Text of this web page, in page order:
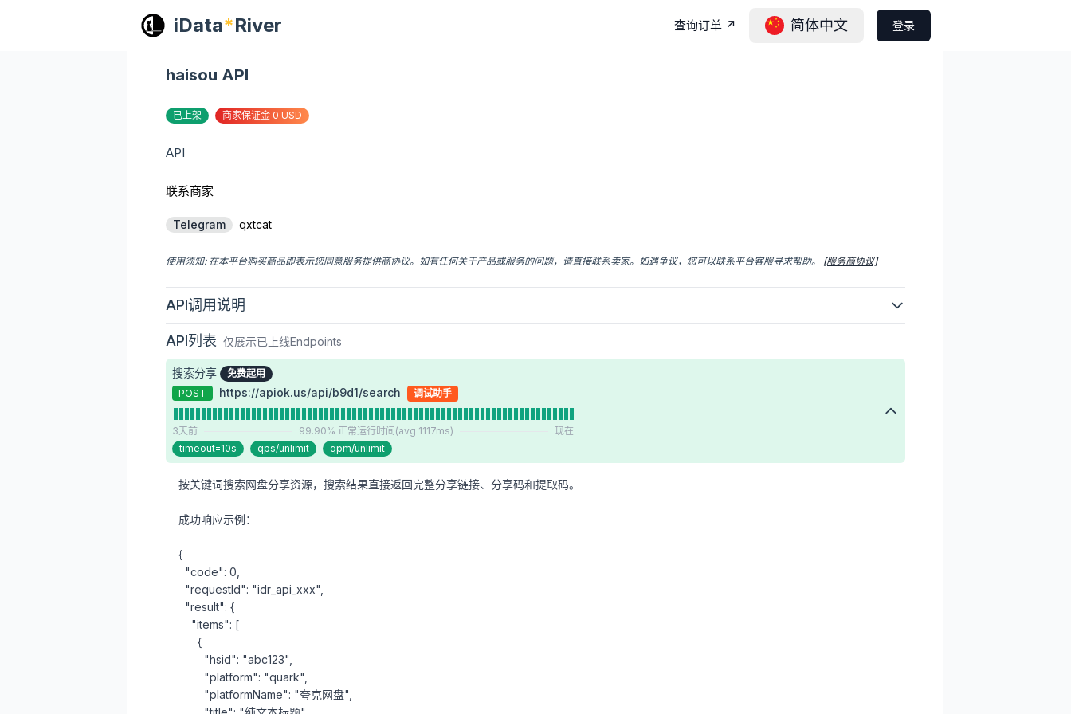
iData*River 查询订单 ↗️ 简体中文 登录
haisou API
已上架 商家保证金 0 USD
API
联系商家
Telegram qxtcat
使用须知: 在本平台购买商品即表示您同意服务提供商协议。如有任何关于产品或服务的问题，请直接联系卖家。如遇争议，您可以联系平台客服寻求帮助。 [服务商协议]
API调用说明
API列表 仅展示已上线Endpoints
搜索分享
免费起用
POST
https://apiok.us/api/b9d1/search 调试助手
3天前 99.90% 正常运行时间 (avg 1117ms)
现在
timeout=10s
qps/unlimit qpm/unlimit
按关键词搜索网盘分享资源，搜索结果直接返回完整分享链接、分享码和提取码。
成功响应示例：
{